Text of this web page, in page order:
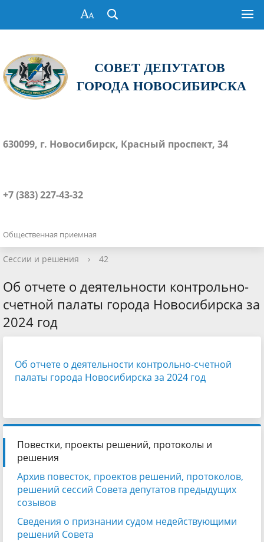
СОВЕТ ДЕПУТАТОВ
ГОРОДА НОВОСИБИРСКА
630099, г. Новосибирск, Красный проспект, 34
+7 (383) 227-43-32
Общественная приемная
Сессии и решения › 42
Об отчете о деятельности контрольно-
счетной палаты города Новосибирска за
2024 год
Об отчете о деятельности контрольно-счетной
палаты города Новосибирска за 2024 год
Повестки, проекты решений, протоколы и
решения
Архив повесток, проектов решений, протоколов,
решений сессий Совета депутатов предыдущих
созывов
Сведения о признании судом недействующими
решений Совета